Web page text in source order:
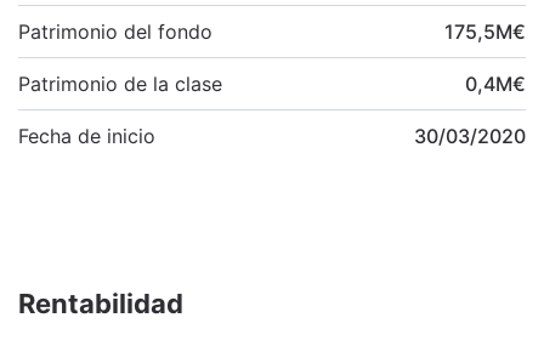
Patrimonio del fondo 175,5M€
Patrimonio de la clase 0,4M€
Fecha de inicio 30/03/2020
Rentabilidad